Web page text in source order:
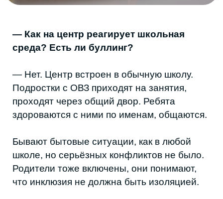
расписанию» и становится средой, где
подростки чувствуют себя безопасно.